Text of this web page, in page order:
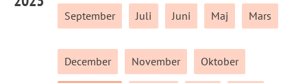
September Juli Juni Maj Mars
December November Oktober